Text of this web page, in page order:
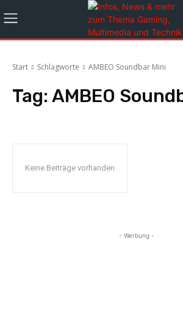
Start Schlagworte AMBEO Soundbar Mini
Tag: AMBEO
Keine Beiträge vorhanden
- Werbung -